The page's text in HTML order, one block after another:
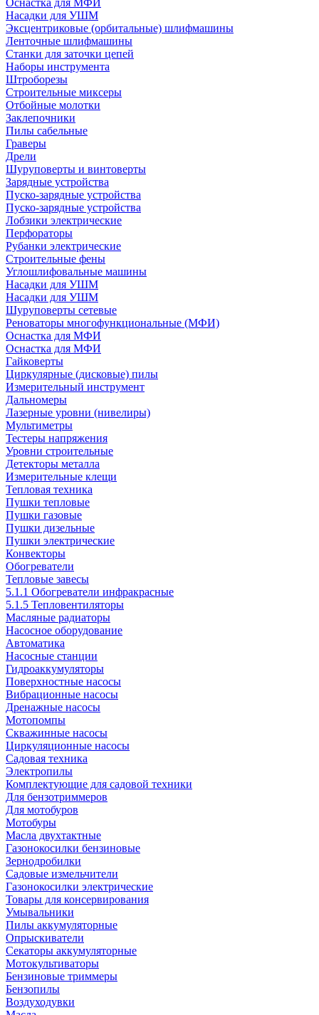
Оснастка для МФИ
Насадки для УШМ
Эксцентриковые (орбитальные) шлифмашины
Ленточные шлифмашины
Станки для заточки цепей
Наборы инструмента
Штроборезы
Строительные миксеры
Отбойные молотки
Заклепочники
Пилы сабельные
Граверы
Дрели
Шуруповерты и винтоверты
Зарядные устройства
Пуско-зарядные устройства
Пуско-зарядные устройства
Лобзики электрические
Перфораторы
Рубанки электрические
Строительные фены
Углошлифовальные машины
Насадки для УШМ
Насадки для УШМ
Шуруповерты сетевые
Реноваторы многофункциональные (МФИ)
Оснастка для МФИ
Оснастка для МФИ
Гайковерты
Циркулярные (дисковые) пилы
Измерительный инструмент
Дальномеры
Лазерные уровни (нивелиры)
Мультиметры
Тестеры напряжения
Уровни строительные
Детекторы металла
Измерительные клещи
Тепловая техника
Пушки тепловые
Пушки газовые
Пушки дизельные
Пушки электрические
Конвекторы
Обогреватели
Тепловые завесы
5.1.1 Обогреватели инфракрасные
5.1.5 Тепловентиляторы
Масляные радиаторы
Насосное оборудование
Автоматика
Насосные станции
Гидроаккумуляторы
Поверхностные насосы
Вибрационные насосы
Дренажные насосы
Мотопомпы
Скважинные насосы
Циркуляционные насосы
Садовая техника
Электропилы
Комплектующие для садовой техники
Для бензотриммеров
Для мотобуров
Мотобуры
Масла двухтактные
Газонокосилки бензиновые
Зернодробилки
Садовые измельчители
Газонокосилки электрические
Товары для консервирования
Умывальники
Пилы аккумуляторные
Опрыскиватели
Секаторы аккумуляторные
Мотокультиваторы
Бензиновые триммеры
Бензопилы
Воздуходувки